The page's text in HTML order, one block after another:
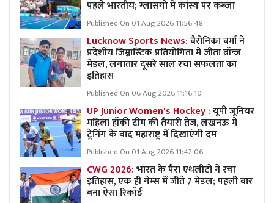
पहले भारतीय; ग्लासगो में कांस्य पर कब्जा
Published On 01 Aug 2026 11:56:48
Lucknow Sports News:वैरोनिका वर्मा ने
प्रदेशीय जिम्नास्टिक प्रतियोगिता में जीता ब्रॉन्ज
मेडल, लगातार दूसरे साल रचा सफलता का
इतिहास
Published On 06 Aug 2026 11:16:10
UP Junior Women's Hockey :यूपी जूनियर
महिला हॉकी टीम की तैयारी तेज, लखनऊ में
ट्रेनिंग के बाद महाराष्ट्र में दिखाएंगी दम
Published On 01 Aug 2026 11:42:06
CWG 2026:भारत के पैरा एथलीटों ने रचा
इतिहास, एक ही गेम्स में जीते 7 मेडल; पहली बार
बना ऐसा रिकॉर्ड